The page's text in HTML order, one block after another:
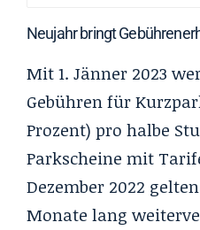
Neujahr bringt
Mit 1. Jänner 2023
Gebühren für
Prozent) pro halbe
Parkscheine mit
Dezember 2022
Monate lang